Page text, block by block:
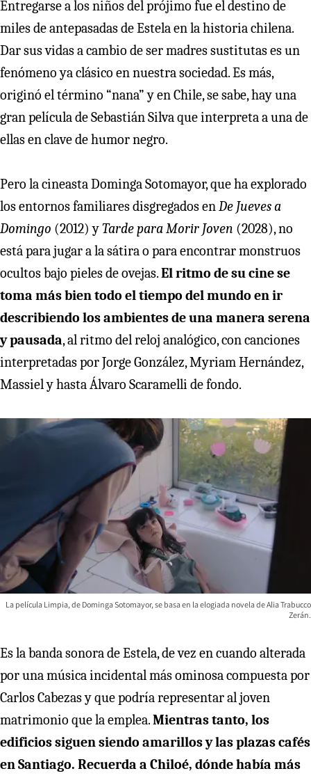
Entregarse a los niños del prójimo fue el destino de
miles de antepasadas de Estela en la historia chilena.
Dar sus vidas a cambio de ser madres sustitutas es un
fenómeno ya clásico en nuestra sociedad. Es más,
originó el término “nana” y en Chile, se sabe, hay una
gran película de Sebastián Silva que interpreta a una de
ellas en clave de humor negro.
Pero la cineasta Dominga Sotomayor, que ha explorado
los entornos familiares disgregados enDe Jueves a
Domingo (2012) yTarde para Morir Joven (2028), no
está para jugar a la sátira o para encontrar monstruos
ocultos bajo pieles de ovejas.El ritmo de su cine se
toma más bien todo el tiempo del mundo en ir
describiendo los ambientes de una manera serena
y pausada, al ritmo del reloj analógico, con canciones
interpretadas por Jorge González, Myriam Hernández,
Massiel y hasta Álvaro Scaramelli de fondo.
La película Limpia, de Dominga Sotomayor, se basa en la elogiada novela de Alia Trabucco
Zerán.
Es la banda sonora de Estela, de vez en cuando alterada
por una música incidental más ominosa compuesta por
Carlos Cabezas y que podría representar al joven
matrimonio que la emplea.Mientras tanto, los
edificios siguen siendo amarillos y las plazas cafés
en Santiago. Recuerda a Chiloé, dónde había más